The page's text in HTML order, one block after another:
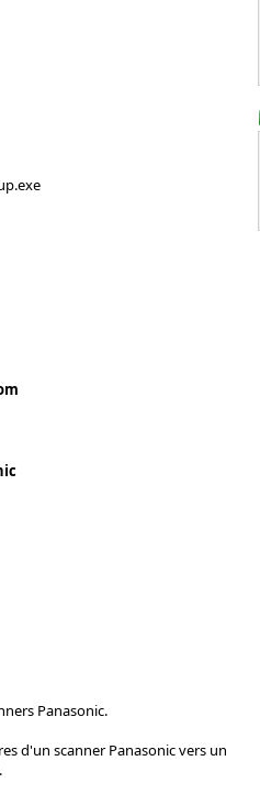
Panasonic.
d'un scanner Panasonic vers un